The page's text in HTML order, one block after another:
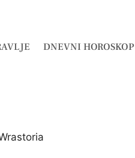
DNEVNI HOROSKOP